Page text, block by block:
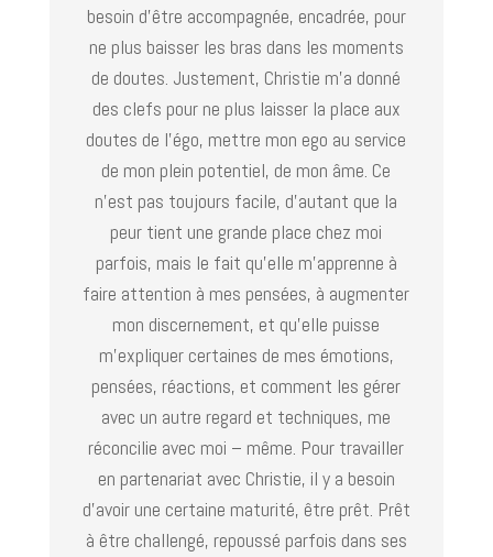
besoin d’être accompagnée, encadrée, pour
ne plus baisser les bras dans les moments
de doutes. Justement, Christie m’a donné
des clefs pour ne plus laisser la place aux
doutes de l’égo, mettre mon ego au service
de mon plein potentiel, de mon âme. Ce
n’est pas toujours facile, d’autant que la
peur tient une grande place chez moi
parfois, mais le fait qu’elle m’apprenne à
faire attention à mes pensées, à augmenter
mon discernement, et qu’elle puisse
m’expliquer certaines de mes émotions,
pensées, réactions, et comment les gérer
avec un autre regard et techniques, me
réconcilie avec moi – même. Pour travailler
en partenariat avec Christie, il y a besoin
d’avoir une certaine maturité, être prêt. Prêt
à être challengé, repoussé parfois dans ses